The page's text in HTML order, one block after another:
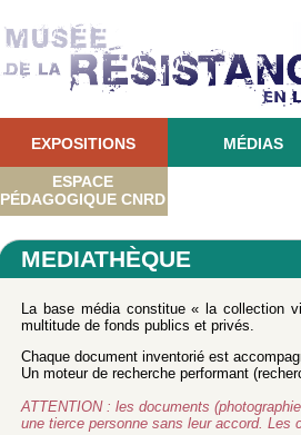
EXPOSITIONS MÉDIAS
ESPACE
PÉDAGOGIQUE CNRD
MEDIATHÈQUE
La base média constitue « la collection
multitude de fonds publics et privés.
Chaque document inventorié est
Un moteur de recherche performant
ATTENTION : les documents
une tierce personne sans leur accord. Les